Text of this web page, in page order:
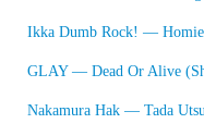
Ikka Dumb Rock! —
GLAY — Dead Or Alive
Nakamura Hak — Tada